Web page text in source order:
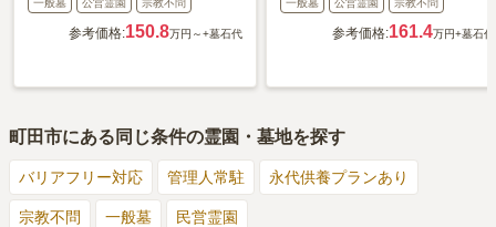
一般墓 公営霊園 宗教不問
参考価格:150.8万円～+墓石代
一般墓 公営霊園 宗教不問
参考価格:161.4万円+墓石代
町田市にある同じ条件の霊園・墓地を探す
バリアフリー対応 管理人常駐 永代供養プランあり
宗教不問 一般墓 民営霊園